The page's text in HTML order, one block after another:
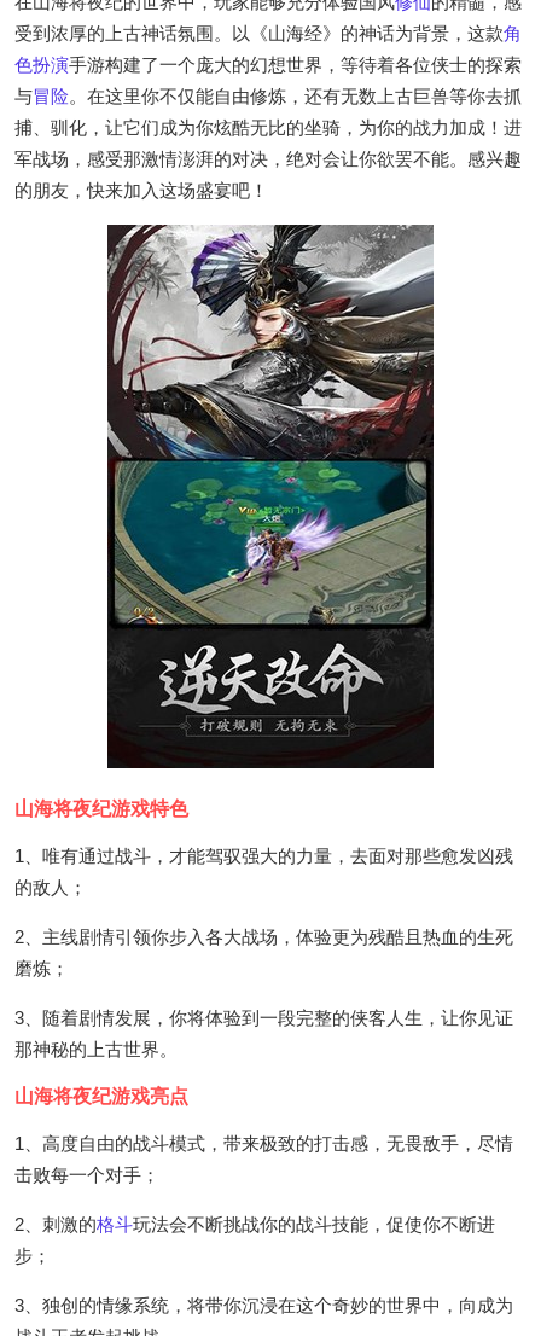
受到浓厚的上古神话氛围。以《山海经》的神话为背景，这款角
色扮演手游构建了一个庞大的幻想世界，等待着各位侠士的探索
与冒险。在这里你不仅能自由修炼，还有无数上古巨兽等你去抓
捕、驯化，让它们成为你炫酷无比的坐骑，为你的战力加成！进
军战场，感受那激情澎湃的对决，绝对会让你欲罢不能。感兴趣
的朋友，快来加入这场盛宴吧！
山海将夜纪游戏特色
1、唯有通过战斗，才能驾驭强大的力量，去面对那些愈发凶残
的敌人；
2、主线剧情引领你步入各大战场，体验更为残酷且热血的生死
磨炼；
3、随着剧情发展，你将体验到一段完整的侠客人生，让你见证
那神秘的上古世界。
山海将夜纪游戏亮点
1、高度自由的战斗模式，带来极致的打击感，无畏敌手，尽情
击败每一个对手；
2、刺激的格斗玩法会不断挑战你的战斗技能，促使你不断进
步；
3、独创的情缘系统，将带你沉浸在这个奇妙的世界中，向成为